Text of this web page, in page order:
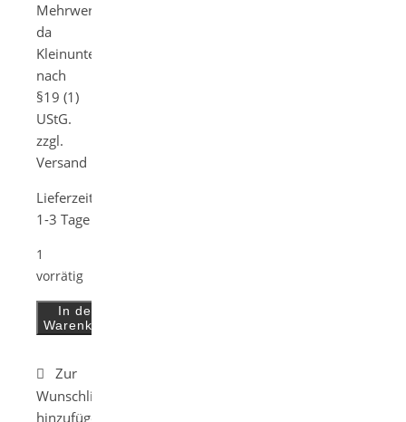
Mehrwertsteuerausweis,
da
Kleinunternehmer
nach
§19 (1)
UStG.
zzgl.
Versand
Lieferzeit:
1-3 Tage
1
vorrätig
Schlüsselanhänger Bronze/Rosen/Goldflocken Menge
In den
Warenkorb